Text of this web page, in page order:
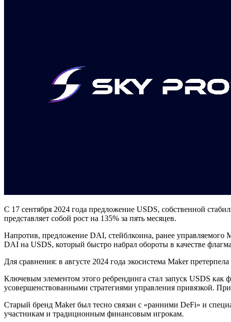
С 17 сентября 2024 года предложение USDS, собственной
представляет собой рост на 135% за пять месяцев.
Напротив, предложение DAI, стейблкоина, ранее управляемого
DAI на USDS, который быстро набрал обороты в качестве
Для сравнения: в августе 2024 года экосистема Maker
Ключевым элементом этого ребрендинга стал запуск USDS
усовершенствованными стратегиями управления привязкой.
Старый бренд Maker был тесно связан с «ранними DeFi» и
участникам и традиционным финансовым игрокам.